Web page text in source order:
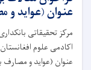
عنوان (عواید و
مرکز تحقیقاتی
اکادمی علوم
عنوان (عواید و مصارف